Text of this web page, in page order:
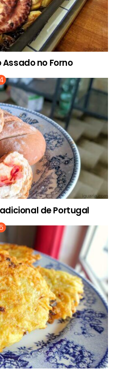
no Forno
de Portugal